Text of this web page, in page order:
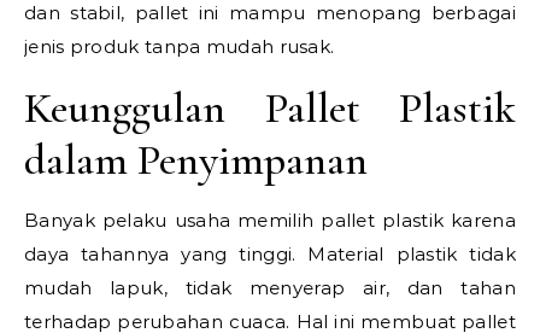
dan stabil, pallet ini mampu menopang berbagai
jenis produk tanpa mudah rusak.
Keunggulan Pallet Plastik
dalam Penyimpanan
Banyak pelaku usaha memilih pallet plastik karena
daya tahannya yang tinggi. Material plastik tidak
mudah lapuk, tidak menyerap air, dan tahan
terhadap perubahan cuaca. Hal ini membuat pallet